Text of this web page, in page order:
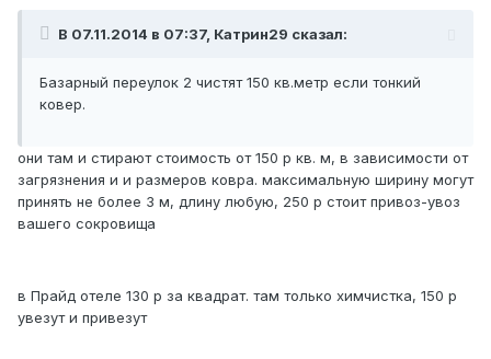
В 07.11.2014 в 07:37, Катрин29 сказал:
Базарный переулок 2 чистят 150 кв.метр если тонкий
ковер.
они там и стирают стоимость от 150 р кв. м, в зависимости от
загрязнения и и размеров ковра. максимальную ширину могут
принять не более 3 м, длину любую, 250 р стоит привоз-увоз
вашего сокровища
в Прайд отеле 130 р за квадрат. там только химчистка, 150 р
увезут и привезут